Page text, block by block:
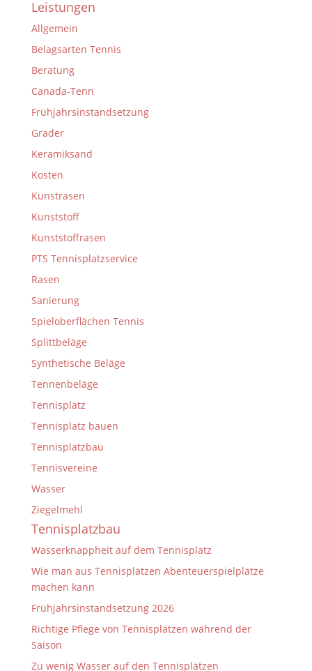
Leistungen
Allgemein
Belagsarten Tennis
Beratung
Canada-Tenn
Frühjahrsinstandsetzung
Grader
Keramiksand
Kosten
Kunstrasen
Kunststoff
Kunststoffrasen
PTS Tennisplatzservice
Rasen
Sanierung
Spieloberflächen Tennis
Splittbeläge
Synthetische Beläge
Tennenbeläge
Tennisplatz
Tennisplatz bauen
Tennisplatzbau
Tennisvereine
Wasser
Ziegelmehl
Tennisplatzbau
Wasserknappheit auf dem Tennisplatz
Wie man aus Tennisplätzen Abenteuerspielplätze
machen kann
Frühjahrsinstandsetzung 2026
Richtige Pflege von Tennisplätzen während der
Saison
Zu wenig Wasser auf den Tennisplätzen